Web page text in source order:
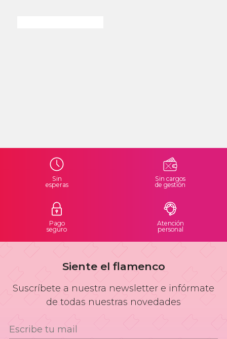
Sin
esperas
Sin cargos
de gestión
Pago
seguro
Atención
personal
Siente el flamenco
Suscríbete a nuestra newsletter e infórmate
de todas nuestras novedades